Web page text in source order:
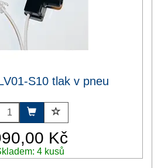
S10 tlak v pneu
Kč
4 kusů